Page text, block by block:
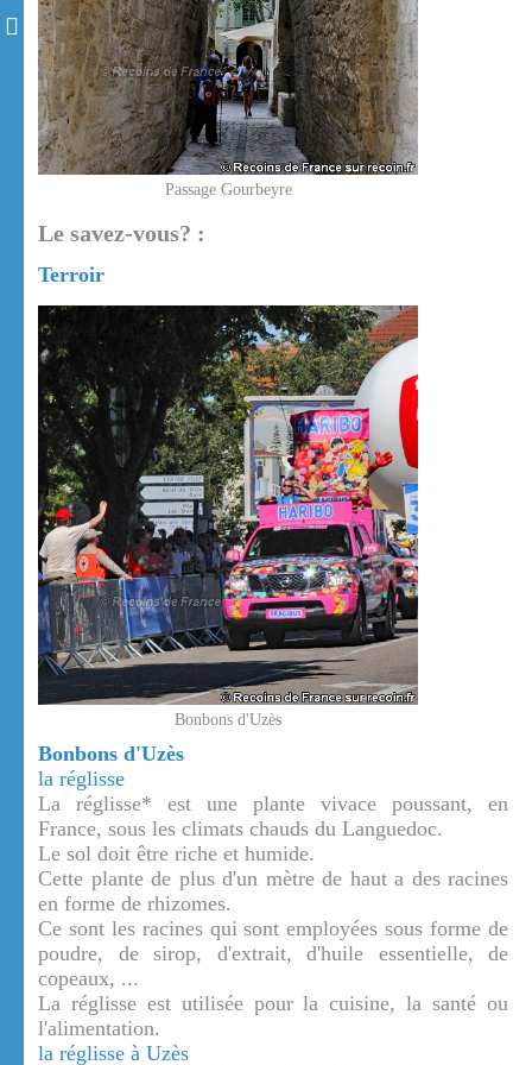
Passage Gourbeyre
Le savez-vous? :
Terroir
Bonbons d'Uzès
Bonbons d'Uzès
la réglisse
La réglisse* est une plante vivace poussant, en
France, sous les climats chauds du Languedoc.
Le sol doit être riche et humide.
Cette plante de plus d'un mètre de haut a des racines
en forme de rhizomes.
Ce sont les racines qui sont employées sous forme de
poudre, de sirop, d'extrait, d'huile essentielle, de
copeaux, ...
La réglisse est utilisée pour la cuisine, la santé ou
l'alimentation.
la réglisse à Uzès